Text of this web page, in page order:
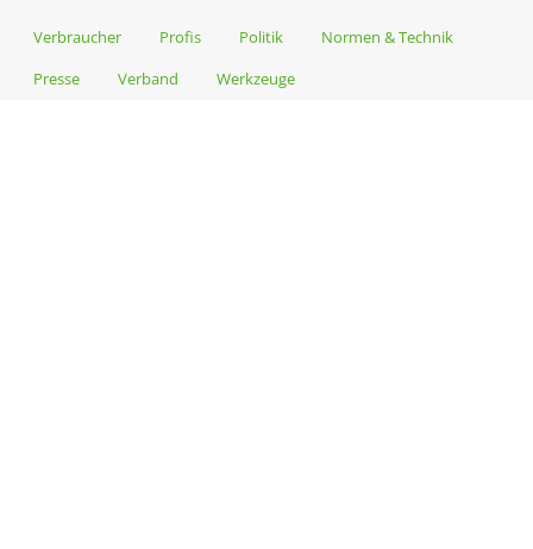
Verbraucher Profis Politik
Normen & Technik
Presse
Verband Werkzeuge